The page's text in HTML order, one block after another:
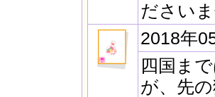
ださい
2018年
四国ま
が、先